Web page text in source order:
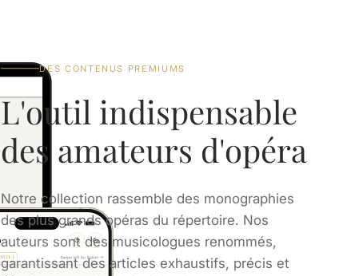
DES CONTENUS PREMIUMS
L'outil indispensable
des amateurs d'opéra
Notre collection rassemble des monographies
des plus grands opéras du répertoire. Nos
auteurs sont des musicologues renommés,
garantissant des articles exhaustifs, précis et